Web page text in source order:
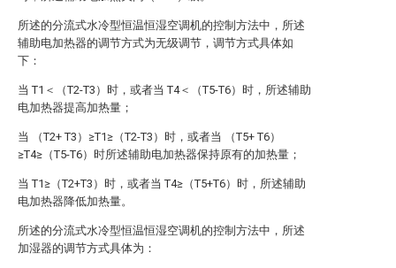
所述的分流式水冷型恒温恒湿空调机的控制方法中，所述
辅助电加热器的调节方式为无级调节，调节方式具体如
下：
当 T1＜（T2-T3）时，或者当 T4＜（T5-T6）时，所述辅助
电加热器提高加热量；
当 （T2+ T3）≥T1≥（T2-T3）时，或者当 （T5+ T6）
≥T4≥（T5-T6）时所述辅助电加热器保持原有的加热量；
当 T1≥（T2+T3）时，或者当 T4≥（T5+T6）时，所述辅助
电加热器降低加热量。
所述的分流式水冷型恒温恒湿空调机的控制方法中，所述
加湿器的调节方式具体为：